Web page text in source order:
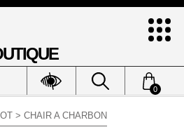
0
> CHAIR A CHARBON